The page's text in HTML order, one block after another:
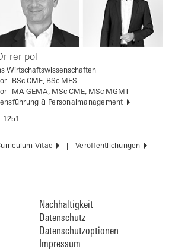
rer pol
Wirtschaftswissenschaften
| BSc CME, BSc MES
| MA GEMA, MSc CME, MSc MGMT
& Personalmanagement
Vitae Veröffentlichungen
Nachhaltigkeit
Datenschutz
Datenschutzoptionen
Impressum